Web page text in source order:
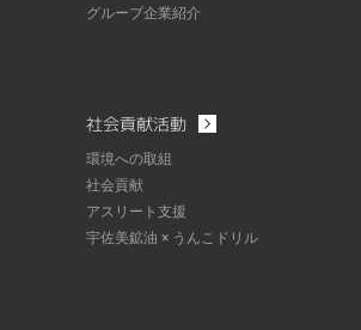
グループ企業紹介
社会貢献活動
環境への取組
社会貢献
アスリート支援
宇佐美鉱油 × うんこドリル